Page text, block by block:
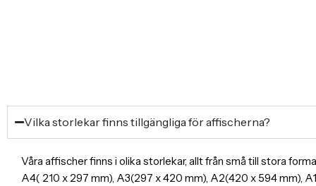
Vilka storlekar finns tillgängliga för affischerna?
Våra affischer finns i olika storlekar, allt från små till stora
A4( 210 x 297 mm), A3(297 x 420 mm), A2(420 x 594 mm),